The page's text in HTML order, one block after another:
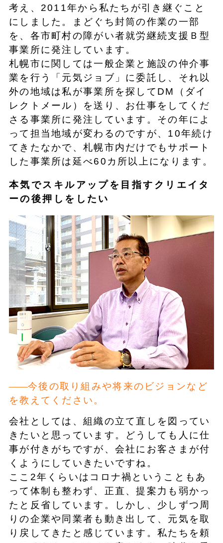
考え、2011年から私たちが引き継ぐこと
にしました。まどぐち封筒の作業の一部
を、各市町村の障がい者就労継続支援Ｂ型
事業所に発注しています。
札幌市に関しては一般企業と施設の仲介事
業を行う「元気ジョブ」に委託し、それ以
外の地域は私が事業所を探してDM（ダイ
レクトメール）を送り、お仕事をしてくだ
さる事業所に発注しています。その年によ
って担当地域が変わるのですが、10年続け
てきたなかで、札幌市内だけでもサポート
した事業所は延べ60カ所以上になります。
本気でスキルアップを目指すクリエイタ
ーの後押しをしたい
今後の取り組みや将来のビジョンなど
を教えてください。
会社としては、組織の立て直しを図ってい
きたいと思っています。どうしても人に仕
事が付きがちですが、会社にお客さまが付
くようにしていきたいですね。
ここ2年くらいはコロナ禍ということもあ
って体制も整わず、正直、提案力も弱かっ
たと反省しています。しかし、少しずつ周
りの企業や同業者も動き出して、元気を取
り戻してきたと感じています。私たちを頼